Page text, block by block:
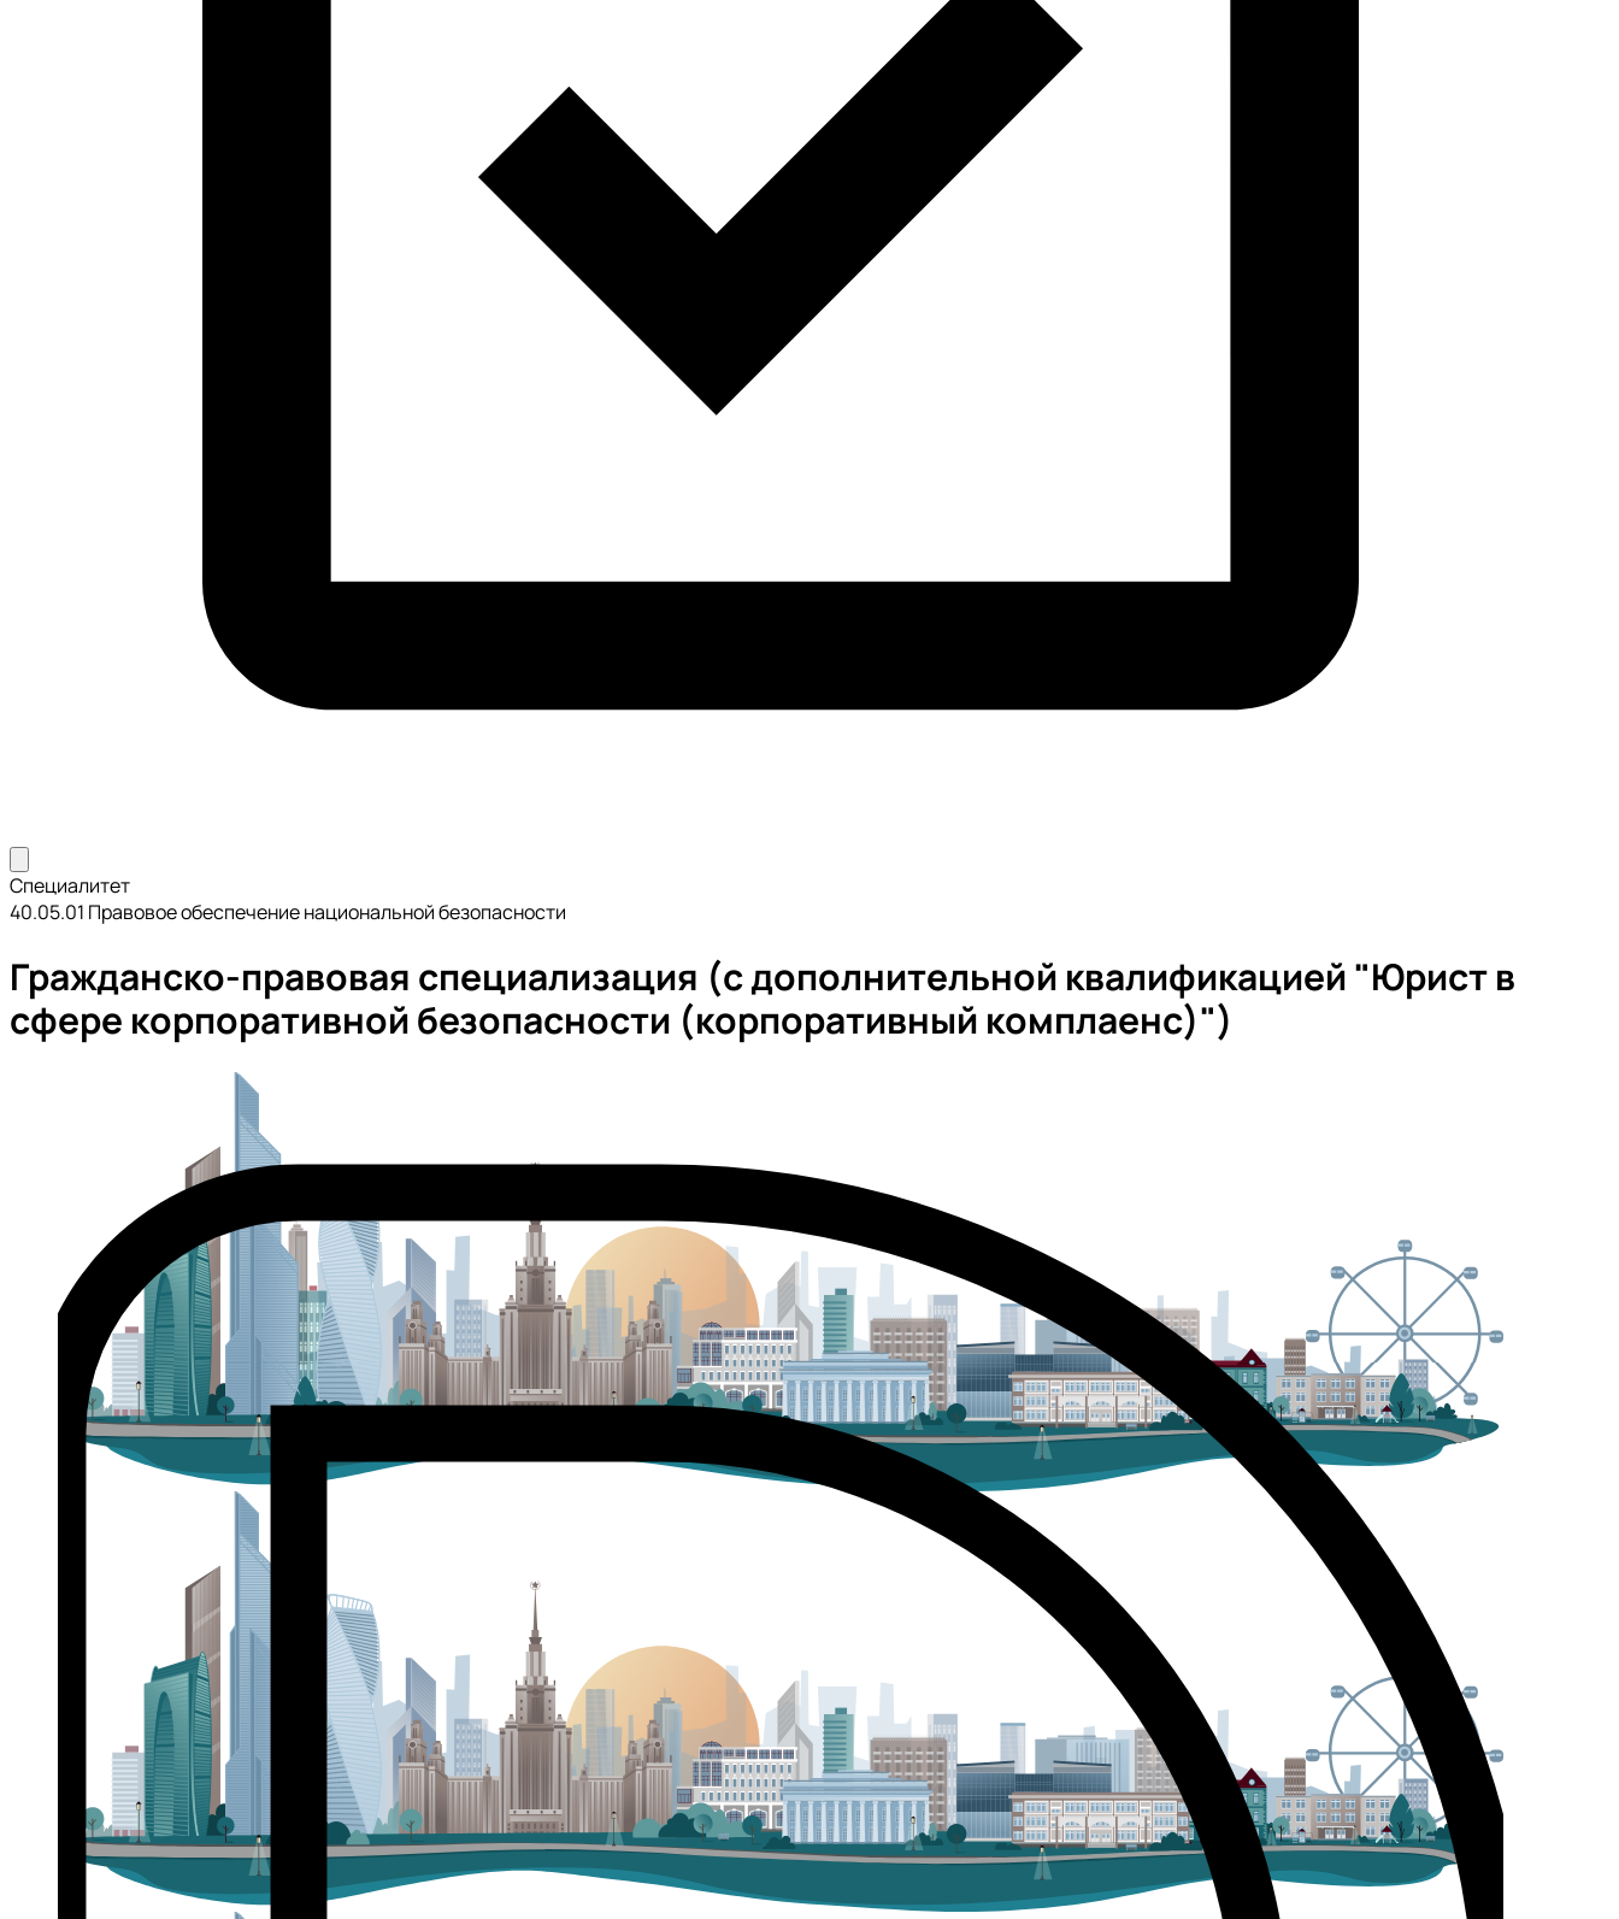
Специалитет
40.05.01 Правовое обеспечение национальной безопасности
Гражданско-правовая специализация (с дополнительной квалификацией "Юрист в
сфере корпоративной безопасности (корпоративный комплаенс)")